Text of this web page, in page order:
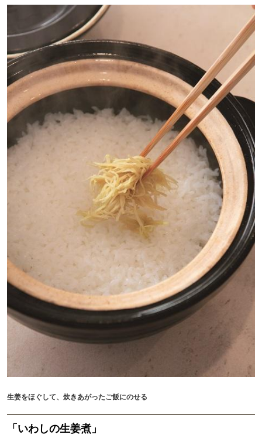
生姜をほぐして、炊きあがったご飯にのせる
「いわしの生姜煮」